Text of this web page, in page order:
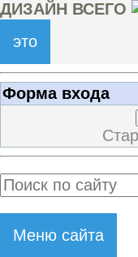
ДИЗАЙН ВСЕГО
это
Форма входа
Меню сайта